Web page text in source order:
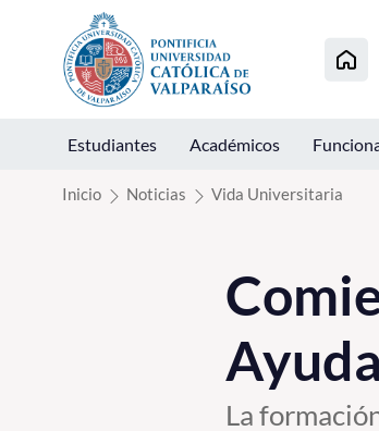
Click acá para ir directamente al contenido
Estudiantes Académicos
Inicio Noticias Vida Universitaria
La